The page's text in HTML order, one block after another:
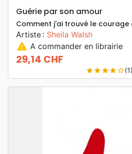
Guérie par son amour
Comment j'ai trouvé le courage
Artiste : Sheila Walsh
warning A commander en librairie
Prix
29,14 CHF
star star star star star_border(1)